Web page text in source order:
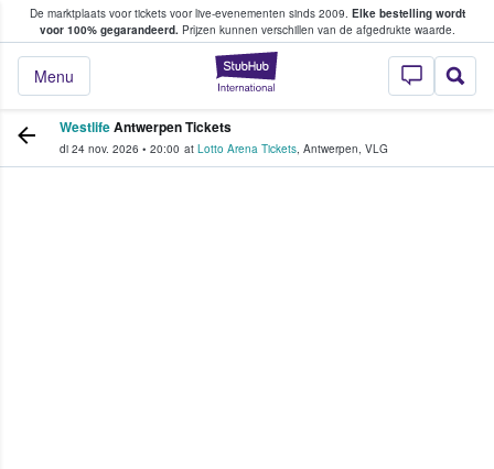
De marktplaats voor tickets voor live-evenementen sinds 2009. Elke bestelling wordt
voor 100% gegarandeerd.Prijzen kunnen verschillen van de afgedrukte waarde.
StubHub: waar
Menu
tickets kopen en verkopen
WestlifeAntwerpen Tickets
di 24 nov. 2026 • 20:00 at Lotto Arena Tickets, Antwerpen, VLG